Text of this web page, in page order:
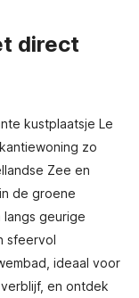
direct
kustplaatsje Le
zo
Zee en
de groene
geurige
sfeervol
ideaal voor
en ontdek